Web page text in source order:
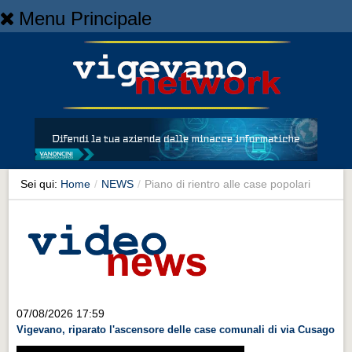
Menu Principale
Cronaca
Cronaca
Artes et Artificia
Territorio
Territorio
Sei qui: Home / NEWS / Piano di rientro alle case popolari
07/08/2026 17:59
Vigevano, riparato l'ascensore delle case comunali di via Cusago